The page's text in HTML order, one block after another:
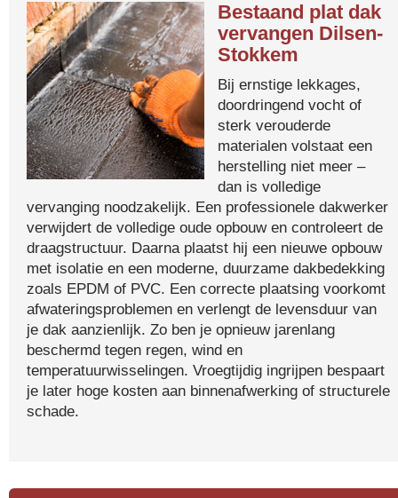
Bestaand plat dak
vervangen Dilsen-
Stokkem
Bij ernstige lekkages,
doordringend vocht of
sterk verouderde
materialen volstaat een
herstelling niet meer –
dan is volledige
vervanging noodzakelijk. Een professionele dakwerker
verwijdert de volledige oude opbouw en controleert de
draagstructuur. Daarna plaatst hij een nieuwe opbouw
met isolatie en een moderne, duurzame dakbedekking
zoals EPDM of PVC. Een correcte plaatsing voorkomt
afwateringsproblemen en verlengt de levensduur van
je dak aanzienlijk. Zo ben je opnieuw jarenlang
beschermd tegen regen, wind en
temperatuurwisselingen. Vroegtijdig ingrijpen bespaart
je later hoge kosten aan binnenafwerking of structurele
schade.